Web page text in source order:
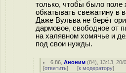
только, чтобы было поле
обкатывать свежатину в
Даже Вульва не берёт
дармовое, свободное от
на халявном хомячье и
под свои нужды.
6.86 ,Аноним (84), 13:13, 20/
[ответить] [к модератору]